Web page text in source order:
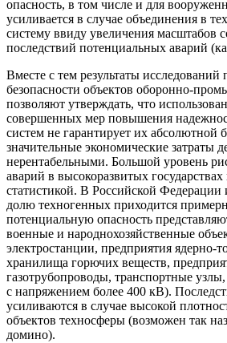
опасность, в том числе и для
усиливается в случае объединения в
систему ввиду увеличения масштабов
последствий потенциальных аварий
Вместе с тем результаты
безопасности объектов оборонно-
позволяют утверждать, что
совершенных мер повышения
систем не гарантирует их абсолютной
значительные экономические затраты
нерентабельными. Большой уровень
аварий в высокоразвитых государствах
статистикой. В Российской
долю техногенных приходится
потенциальную опасность
военные и народнохозяйственные
электростанции, предприятия ядерно-
хранилища горючих веществ,
газотрубопроводы, транспортные
с напряжением более 400 кВ).
усиливаются в случае высокой
объектов техносферы (возможен так
домино).